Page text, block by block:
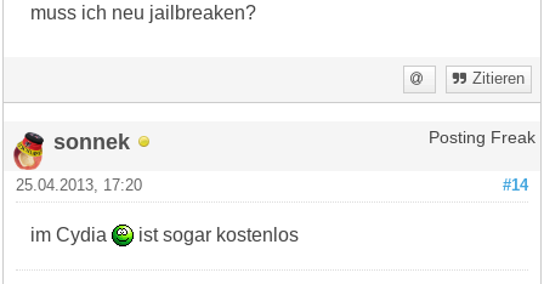
muss ich neu jailbreaken?
Zitieren
sonnek Posting Freak
#14
25.04.2013, 17:20
im Cydia ist sogar kostenlos